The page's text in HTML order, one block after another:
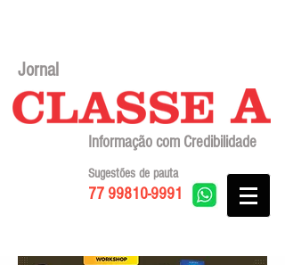
Jornal
Informação com Credibilidade
77 99810-9991
Sugestões de pauta